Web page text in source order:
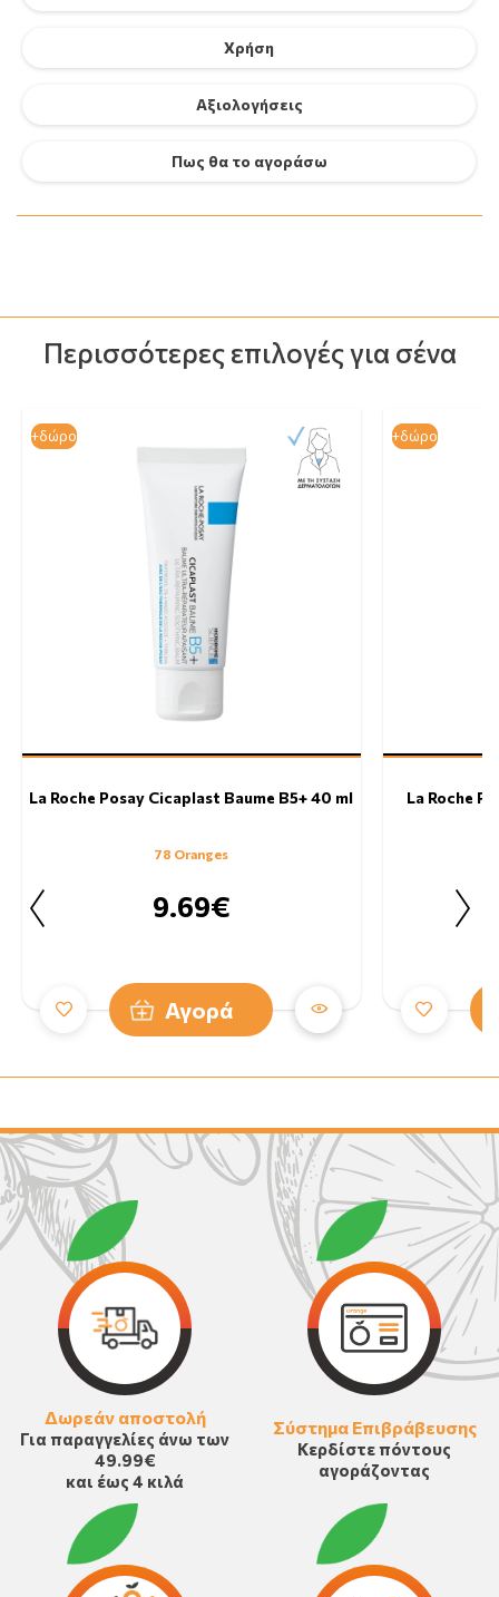
Χρήση
Αξιολογήσεις
Πως θα το αγοράσω
Περισσότερες επιλογές για σένα
+δώρο
+δώρο
La Roche Posay Cicaplast Baume B5+ 40 ml
78 Oranges
9.69€
Αγορά
+δώρο
+δώρο
La Roche
Δωρεάν αποστολή
Για παραγγελίες άνω των
49.99€
και έως 4 κιλά
Σύστημα Επιβράβευσης
Κερδίστε πόντους
αγοράζοντας